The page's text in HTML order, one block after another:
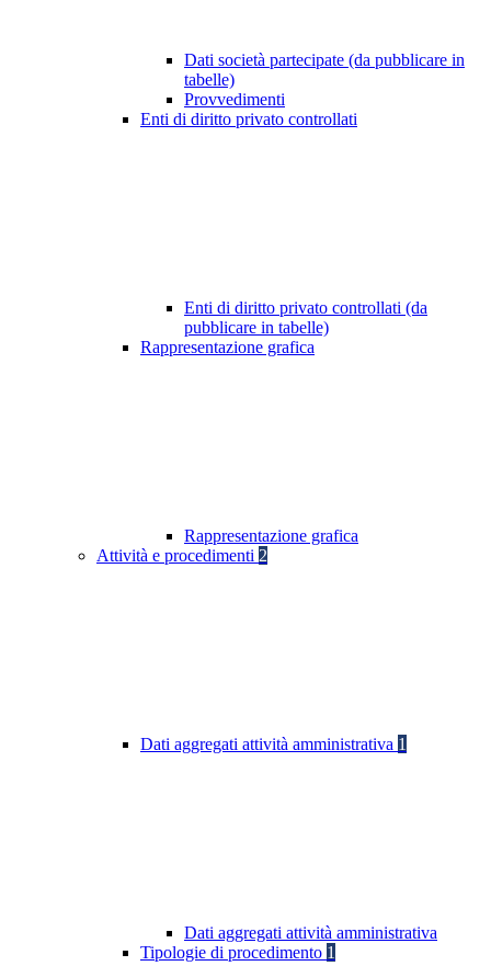
Dati società partecipate (da pubblicare in
tabelle)
Provvedimenti
Enti di diritto privato controllati
Enti di diritto privato controllati (da
pubblicare in tabelle)
Rappresentazione grafica
Rappresentazione grafica
Attività e procedimenti 2
Dati aggregati attività amministrativa 1
Dati aggregati attività amministrativa
Tipologie di procedimento 1